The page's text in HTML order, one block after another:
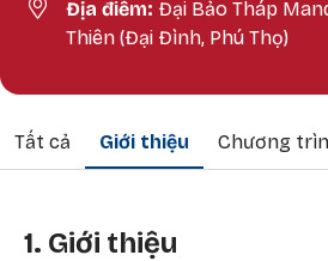
Địa điểm: Đại Bảo Tháp
Thiên (Đại Đình, Phú Thọ)
Tất cả Giới thiệu Chương
1. Giới thiệu